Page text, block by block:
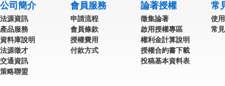
公司簡介
法源資訊
產品服務
資料庫說明
法源徵才
交通資訊
策略聯盟
會員服務
申請流程
會員條款
授權費用
付款方式
論著授權
徵集論著
啟用授權專區
權利金計算說明
授權合約書下載
投稿基本資料表
常
使
常